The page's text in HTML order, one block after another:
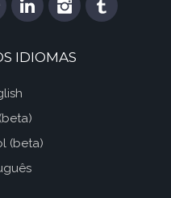
IDIOMAS
(beta)
(beta)